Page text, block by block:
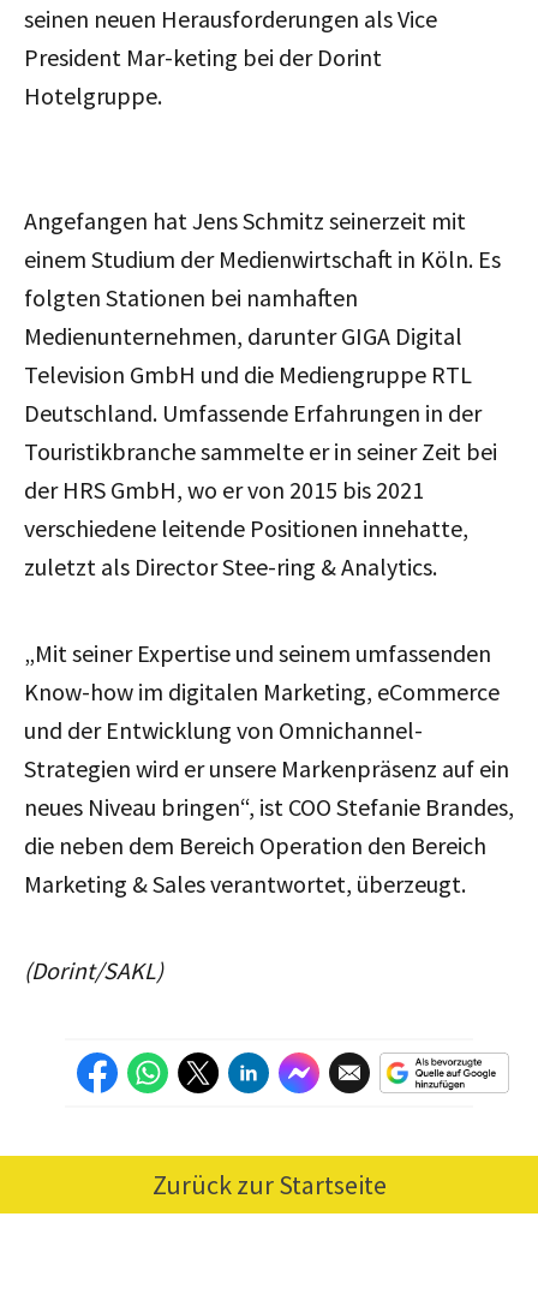
seinen neuen Herausforderungen als Vice
President Mar-keting bei der Dorint
Hotelgruppe.
Angefangen hat Jens Schmitz seinerzeit mit
einem Studium der Medienwirtschaft in Köln. Es
folgten Stationen bei namhaften
Medienunternehmen, darunter GIGA Digital
Television GmbH und die Mediengruppe RTL
Deutschland. Umfassende Erfahrungen in der
Touristikbranche sammelte er in seiner Zeit bei
der HRS GmbH, wo er von 2015 bis 2021
verschiedene leitende Positionen innehatte,
zuletzt als Director Stee-ring & Analytics.
„Mit seiner Expertise und seinem umfassenden
Know-how im digitalen Marketing, eCommerce
und der Entwicklung von Omnichannel-
Strategien wird er unsere Markenpräsenz auf ein
neues Niveau bringen“, ist COO Stefanie Brandes,
die neben dem Bereich Operation den Bereich
Marketing & Sales verantwortet, überzeugt.
(Dorint/SAKL)
Zurück zur Startseite